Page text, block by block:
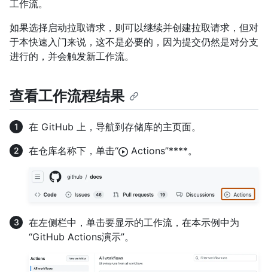
工作流。
如果选择启动拉取请求，则可以继续并创建拉取请求，但对
于本快速入门来说，这不是必要的，因为提交仍然是对分支
进行的，并会触发新工作流。
查看工作流程结果
在 GitHub 上，导航到存储库的主页面。
在仓库名称下，单击“
Actions”****。
在左侧栏中，单击要显示的工作流，在本示例中为
“GitHub Actions演示”。